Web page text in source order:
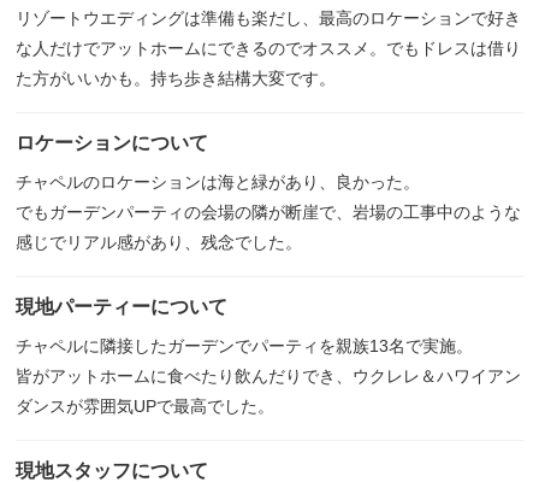
リゾートウエディングは準備も楽だし、最高のロケーションで好き
な人だけでアットホームにできるのでオススメ。でもドレスは借り
た方がいいかも。持ち歩き結構大変です。
ロケーションについて
チャペルのロケーションは海と緑があり、良かった。
でもガーデンパーティの会場の隣が断崖で、岩場の工事中のような
感じでリアル感があり、残念でした。
現地パーティーについて
チャペルに隣接したガーデンでパーティを親族13名で実施。
皆がアットホームに食べたり飲んだりでき、ウクレレ＆ハワイアン
ダンスが雰囲気UPで最高でした。
現地スタッフについて